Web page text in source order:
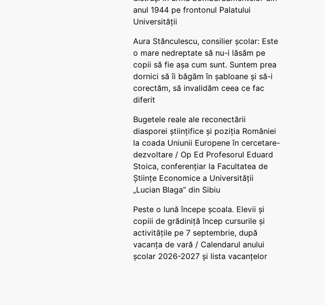
anul 1944 pe frontonul Palatului
Universității
Aura Stănculescu, consilier școlar: Este
o mare nedreptate să nu-i lăsăm pe
copii să fie așa cum sunt. Suntem prea
dornici să îi băgăm în șabloane și să-i
corectăm, să invalidăm ceea ce fac
diferit
Bugetele reale ale reconectării
diasporei științifice și poziția României
la coada Uniunii Europene în cercetare-
dezvoltare / Op Ed Profesorul Eduard
Stoica, conferențiar la Facultatea de
Științe Economice a Universității
„Lucian Blaga” din Sibiu
Peste o lună începe școala. Elevii și
copiii de grădiniță încep cursurile și
activitățile pe 7 septembrie, după
vacanța de vară / Calendarul anului
școlar 2026-2027 și lista vacanțelor